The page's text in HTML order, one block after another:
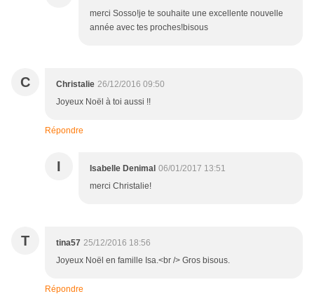
merci Sosso!je te souhaite une excellente nouvelle
année avec tes proches!bisous
C Christalie 26/12/2016 09:50
Joyeux Noël à toi aussi !!
Répondre
I Isabelle Denimal 06/01/2017 13:51
merci Christalie!
T tina57 25/12/2016 18:56
Joyeux Noël en famille Isa.<br /> Gros bisous.
Répondre